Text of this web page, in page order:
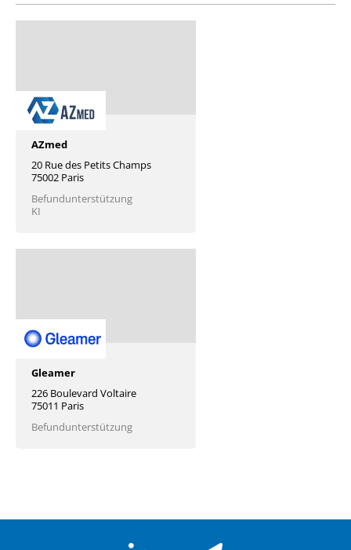
AZmed
20 Rue des Petits Champs
75002 Paris
Befundunterstützung
KI
Gleamer
226 Boulevard Voltaire
75011 Paris
Befundunterstützung